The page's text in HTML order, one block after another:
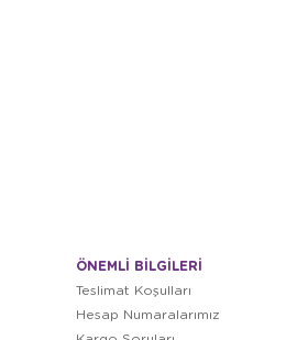
ÖNEMLİ BİLGİLERİ
Teslimat Koşulları
Hesap Numaralarımız